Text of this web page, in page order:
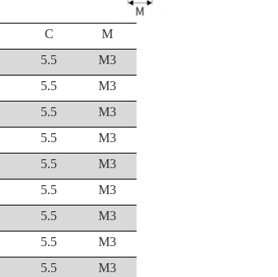
C
M
5.5
M3
5.5
M3
5.5
M3
5.5
M3
5.5
M3
5.5
M3
5.5
M3
5.5
M3
5.5
M3